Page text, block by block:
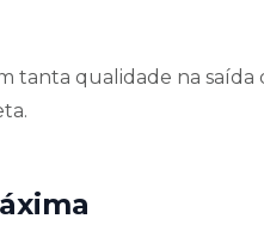
tanta qualidade na saída